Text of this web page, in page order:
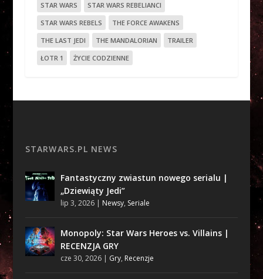
STAR WARS
STAR WARS REBELIANCI
STAR WARS REBELS
THE FORCE AWAKENS
THE LAST JEDI
THE MANDALORIAN
TRAILER
ŁOTR 1
ŻYCIE CODZIENNE
STARWARS.PL NEWS
Fantastyczny zwiastun nowego serialu |
„Dziewiąty Jedi”
lip 3, 2026| Newsy, Seriale
Monopoly: Star Wars Heroes vs. Villains |
RECENZJA GRY
cze 30, 2026| Gry, Recenzje